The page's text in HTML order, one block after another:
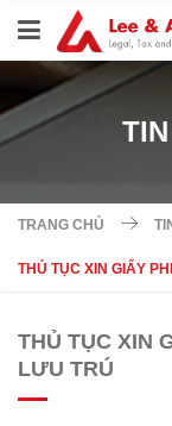
TRANG CHỦ
THỦ TỤC XIN GIẤY
THỦ TỤC XIN
LƯU TRÚ